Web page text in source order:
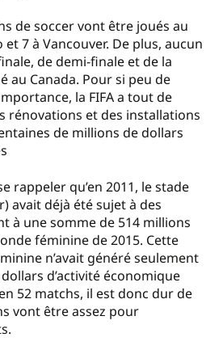
de soccer vont être joués au
et 7 à Vancouver. De plus, aucun
de demi-finale et de la
au Canada. Pour si peu de
la FIFA a tout de
rénovations et des installations
de millions de dollars
rappeler qu’en 2011, le stade
avait déjà été sujet à des
à une somme de 514 millions
féminine de 2015. Cette
n’avait généré seulement
d’activité économique
52 matchs, il est donc dur de
vont être assez pour